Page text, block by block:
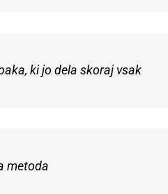
ki jo dela skoraj vsak
metoda